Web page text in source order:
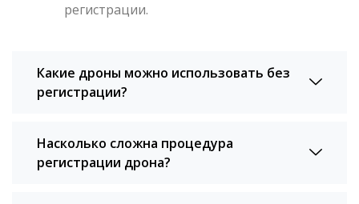
регистрации.
Какие дроны можно использовать без
регистрации?
Насколько сложна процедура
регистрации дрона?